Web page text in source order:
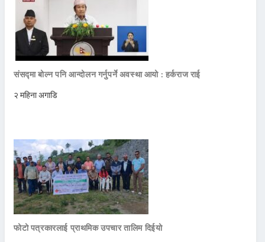
संसद्मा बोल्न पनि आन्दोलन गर्नुपर्ने अवस्था आयो : हर्कराज राई
२ महिना अगाडि
फोटो पत्रकारलाई प्राथमिक उपचार तालिम दिईयो